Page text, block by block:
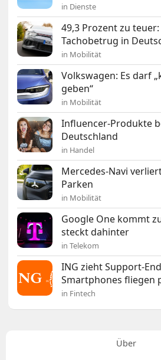
in Dienste
49,3 Prozent zu
Tachobetrug in
in Mobilität
Volkswagen: Es darf
geben“
in Mobilität
Influencer-Produkte
Deutschland
in Handel
Mercedes-Navi
Parken
in Mobilität
Google One kommt
steckt dahinter
in Telekom
ING zieht Support-
Smartphones fliegen
in Fintech
Über